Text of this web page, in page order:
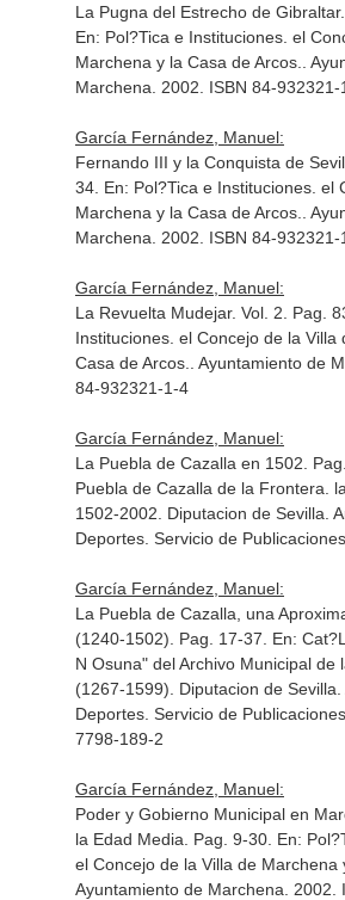
La Pugna del Estrecho de
En: Pol?Tica e Instituciones. el
Marchena y la Casa de Arcos.
.
Marchena. 2002. ISBN 84-932321-
García Fernández, Manuel:
Fernando III y la Conquista de
34. En: Pol?Tica e Instituciones. el
Marchena y la Casa de Arcos.
.
Marchena. 2002. ISBN 84-932321-
García Fernández, Manuel:
La Revuelta Mudejar. Vol. 2. Pag.
Instituciones. el Concejo de la Villa
Casa de Arcos.
. Ayuntamiento de
84-932321-1-4
García Fernández, Manuel:
La Puebla de Cazalla en 1502.
Puebla de Cazalla de la Frontera.
1502-2002 . Diputacion de Sevilla.
Deportes. Servicio de
García Fernández, Manuel:
La Puebla de Cazalla, una
(1240-1502). Pag. 17-37. En:
N Osuna" del Archivo Municipal de
(1267-1599) . Diputacion de
Deportes. Servicio de
7798-189-2
García Fernández, Manuel:
Poder y Gobierno Municipal en
la Edad Media. Pag. 9-30. En:
el Concejo de la Villa de Marchena
Ayuntamiento de Marchena. 2002.